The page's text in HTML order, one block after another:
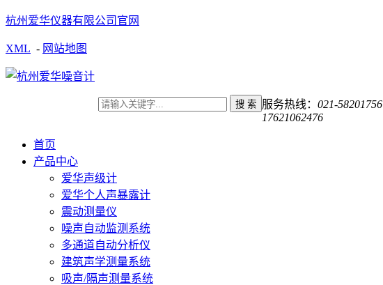
杭州爱华仪器有限公司官网
XML - 网站地图
服务热线： 021-58201756
17621062476
首页
产品中心
爱华声级计
爱华个人声暴露计
震动测量仪
噪声自动监测系统
多通道自动分析仪
建筑声学测量系统
吸声/隔声测量系统